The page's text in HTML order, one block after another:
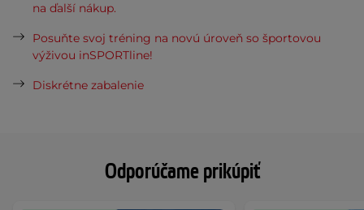
Odporúčame prikúpiť
na ďalší nákup.
Posuňte svoj tréning na novú úroveň so športovou
výživou inSPORTline!
Diskrétne zabalenie